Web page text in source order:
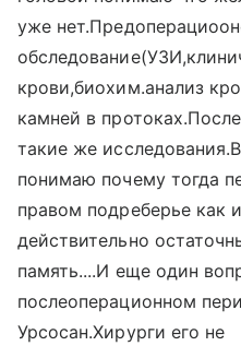
уже
крови,биохим.анализ
камней в
такие же
понимаю почему тогда
правом подреберье как
действительно
память....И еще один
послеоперационном
Урсосан.Хирурги его не